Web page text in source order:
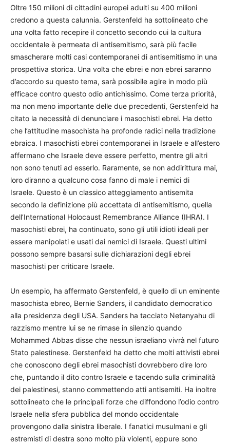
Oltre 150 milioni di cittadini europei adulti su 400 milioni
credono a questa calunnia. Gerstenfeld ha sottolineato che
una volta fatto recepire il concetto secondo cui la cultura
occidentale è permeata di antisemitismo, sarà più facile
smascherare molti casi contemporanei di antisemitismo in una
prospettiva storica. Una volta che ebrei e non ebrei saranno
d’accordo su questo tema, sarà possibile agire in modo più
efficace contro questo odio antichissimo. Come terza priorità,
ma non meno importante delle due precedenti, Gerstenfeld ha
citato la necessità di denunciare i masochisti ebrei. Ha detto
che l’attitudine masochista ha profonde radici nella tradizione
ebraica. I masochisti ebrei contemporanei in Israele e all’estero
affermano che Israele deve essere perfetto, mentre gli altri
non sono tenuti ad esserlo. Raramente, se non addirittura mai,
loro diranno a qualcuno cosa fanno di male i nemici di
Israele. Questo è un classico atteggiamento antisemita
secondo la definizione più accettata di antisemitismo, quella
dell’International Holocaust Remembrance Alliance (IHRA). I
masochisti ebrei, ha continuato, sono gli utili idioti ideali per
essere manipolati e usati dai nemici di Israele. Questi ultimi
possono sempre basarsi sulle dichiarazioni degli ebrei
masochisti per criticare Israele.
Un esempio, ha affermato Gerstenfeld, è quello di un eminente
masochista ebreo, Bernie Sanders, il candidato democratico
alla presidenza degli USA. Sanders ha tacciato Netanyahu di
razzismo mentre lui se ne rimase in silenzio quando
Mohammed Abbas disse che nessun israeliano vivrà nel futuro
Stato palestinese. Gerstenfeld ha detto che molti attivisti ebrei
che conoscono degli ebrei masochisti dovrebbero dire loro
che, puntando il dito contro Israele e tacendo sulla criminalità
dei palestinesi, stanno commettendo atti antisemiti. Ha inoltre
sottolineato che le principali forze che diffondono l’odio contro
Israele nella sfera pubblica del mondo occidentale
provengono dalla sinistra liberale. I fanatici musulmani e gli
estremisti di destra sono molto più violenti, eppure sono